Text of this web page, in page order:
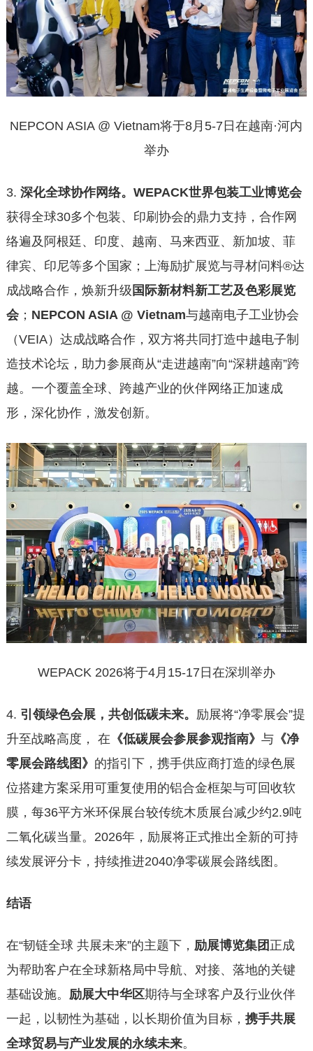
NEPCON ASIA @ Vietnam将于8月5-7日在越南·河内
举办
3. 深化全球协作网络。 WEPACK世界包装工业博览会
获得全球30多个包装、印刷协会的鼎力支持，合作网
络遍及阿根廷、印度、越南、马来西亚、新加坡、菲
律宾、印尼等多个国家；上海励扩展览与寻材问料®达
成战略合作，焕新升级 国际新材料新工艺及色彩展览
会； NEPCON ASIA @ Vietnam与越南电子工业协会
（VEIA）达成战略合作，双方将共同打造中越电子制
造技术论坛，助力参展商从“走进越南”向“深耕越南”跨
越。一个覆盖全球、跨越产业的伙伴网络正加速成
形，深化协作，激发创新。
WEPACK 2026将于4月15-17日在深圳举办
4. 引领绿色会展，共创低碳未来。 励展将“净零展会”提
升至战略高度， 在 《低碳展会参展参观指南》 与《净
零展会路线图》 的指引下，携手供应商打造的绿色展
位搭建方案采用可重复使用的铝合金框架与可回收软
膜，每36平方米环保展台较传统木质展台减少约2.9吨
二氧化碳当量。2026年，励展将正式推出全新的可持
续发展评分卡，持续推进2040净零碳展会路线图。
结语
在“韧链全球 共展未来”的主题下， 励展博览集团 正成
为帮助客户在全球新格局中导航、对接、落地的关键
基础设施。 励展大中华区期待与全球客户及行业伙伴
一起，以韧性为基础，以长期价值为目标， 携手共展
全球贸易与产业发展的永续未来。